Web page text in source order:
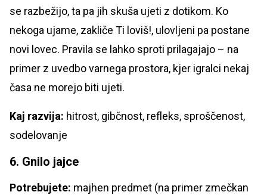
se razbežijo, ta pa jih skuša ujeti z dotikom. Ko
nekoga ujame, zakliče Ti loviš!, ulovljeni pa postane
novi lovec. Pravila se lahko sproti prilagajajo – na
primer z uvedbo varnega prostora, kjer igralci nekaj
časa ne morejo biti ujeti.
Kaj razvija: hitrost, gibčnost, refleks, sproščenost,
sodelovanje
6. Gnilo jajce
Potrebujete: majhen predmet (na primer zmečkan